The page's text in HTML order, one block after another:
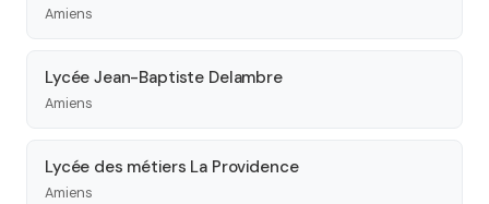
Amiens
Lycée Jean-Baptiste Delambre
Amiens
Lycée des métiers La Providence
Amiens